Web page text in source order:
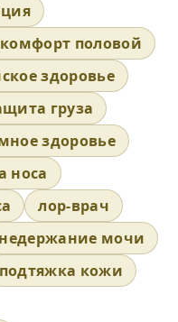
половой
здоровье
груза
здоровье
носа
лор-врач
недержание мочи
подтяжка кожи